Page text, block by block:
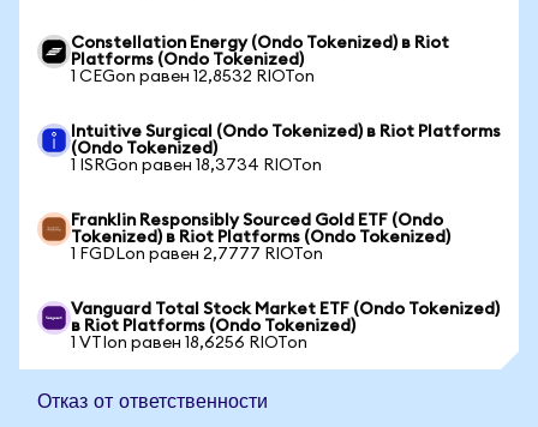
Constellation Energy (Ondo Tokenized) в Riot
Platforms (Ondo Tokenized)
1 CEGon равен 12,8532 RIOTon
Intuitive Surgical (Ondo Tokenized) в Riot Platforms
(Ondo Tokenized)
1 ISRGon равен 18,3734 RIOTon
Franklin Responsibly Sourced Gold ETF (Ondo
Tokenized) в Riot Platforms (Ondo Tokenized)
1 FGDLon равен 2,7777 RIOTon
Vanguard Total Stock Market ETF (Ondo Tokenized)
в Riot Platforms (Ondo Tokenized)
1 VTIon равен 18,6256 RIOTon
Отказ от ответственности